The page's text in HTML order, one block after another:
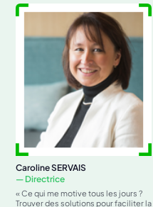
Caroline SERVAIS
— Directrice
« Ce qui me motive tous les jours ?
Trouver des solutions pour faciliter la